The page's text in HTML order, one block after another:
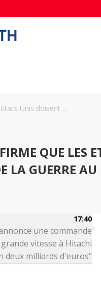
Unis doivent ...
QUE LES
LA GUERRE
17:40
une commande
vitesse à Hitachi
deux milliards d'euros"